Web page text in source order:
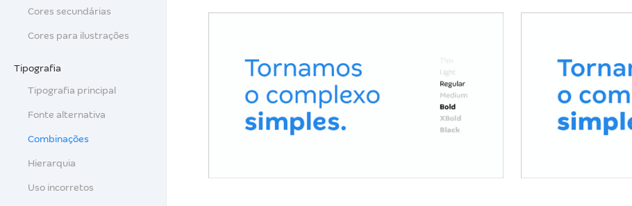
Cores secundárias
Cores para ilustrações
Tipografia
Tipografia principal
Fonte alternativa
Combinações
Hierarquia
Uso incorretos